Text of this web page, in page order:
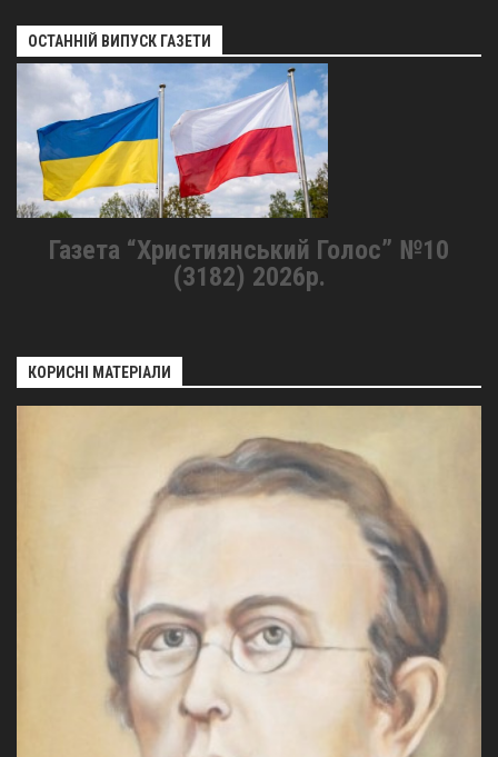
ОСТАННІЙ ВИПУСК ГАЗЕТИ
Газета “Християнський Голос” №10
(3182) 2026р.
КОРИСНІ МАТЕРІАЛИ